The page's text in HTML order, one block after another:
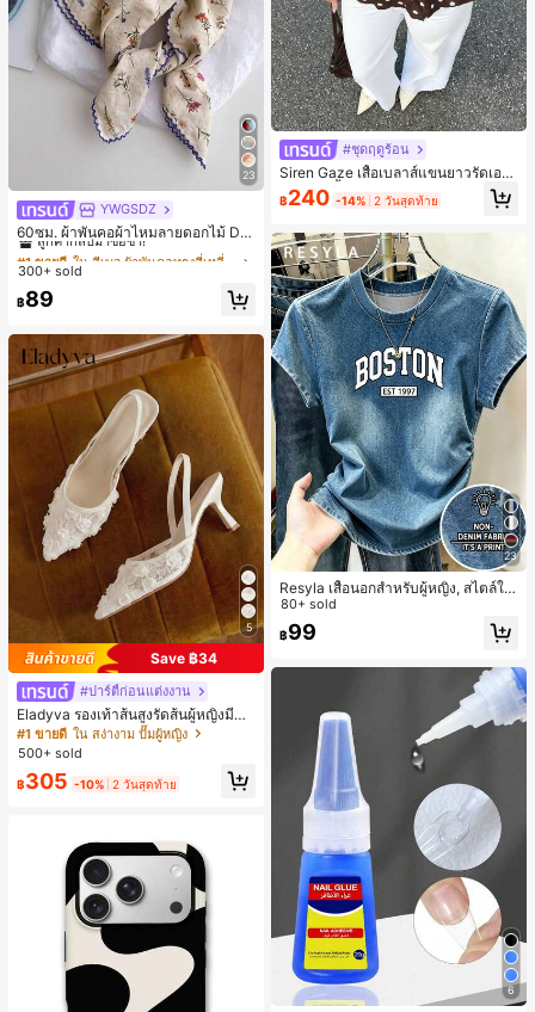
23
YWGSDZ
60ซม. ผ้าพันคอผ้าไหมลายดอกไม้ Dit
sy สีเบจ, เครื่องประดับใหม่สำหรับผู้หญิ
งฤดูใบไม้ผลิ/ฤดูใบไม้ร่วง, ผ้าพันคอผืน
#1 ขายดี
ลูกค้ากลับมาซื้อซ้ำ!
#1 ขายดี
ลูกค้ากลับมาซื้อซ้ำ!
#1 ขายดี
ลูกค้ากลับมาซื้อซ้ำ!
#1 ขายดี
ใน สีเบจ ผ้าพันคอทรงสี่เหลี่ยมและผ้าพันคอสำหรับผู้
300+ sold
฿89
5
Save ฿34
#ปาร์ตี้ก่อนแต่งงาน
Eladyva รองเท้าส้นสูงรัดส้นผู้หญิงมีดอ
กไม้ประดับตาข่ายเสริมและสามารถสว
มได้สองแบบ ส้นสูง 7 ซม. รูปแบบโรมัน
#1 ขายดี ใน สง่างาม ปั๊มผู้หญิง
500+ sold
฿305 -10% 2 วันสุดท้าย
#ชุดฤดูร้อน
Siren Gaze เสื้อเบลาส์แขนยาวรัดเอว
ลายจุดสีน้ำตาลใหม่สำหรับฤดูใบไม้ร่ว
งสำหรับผู้หญิง
฿240 -14% 2 วันสุดท้าย
23
Resyla เสื้อนอกสำหรับผู้หญิง, สไตล์ให
ม่ฤดูร้อน, กีฬากลางแจ้งแบบสบายๆ, ลา
ยออกแบบ, พิมพ์ตัวอักษร & ตัวเลข สีน้ำ
เงิน แฟชั่น & อเนกประสงค์ เสื้อยืด, สตรี
สื้อยืดสำหรับผู้หญิง
80+ sold
฿99
6